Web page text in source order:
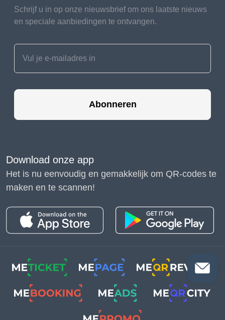
Schrijf u in op onze nieuwsbrief om ons laatste nieuws
en speciale aanbiedingen te ontvangen.
Abonneren
Download onze app
Het is nu eenvoudig en gemakkelijk om QR-codes te
maken en te scannen!